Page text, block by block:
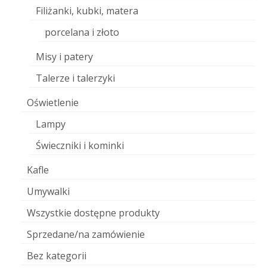
Filiżanki, kubki, matera
porcelana i złoto
Misy i patery
Talerze i talerzyki
Oświetlenie
Lampy
Świeczniki i kominki
Kafle
Umywalki
Wszystkie dostępne produkty
Sprzedane/na zamówienie
Bez kategorii